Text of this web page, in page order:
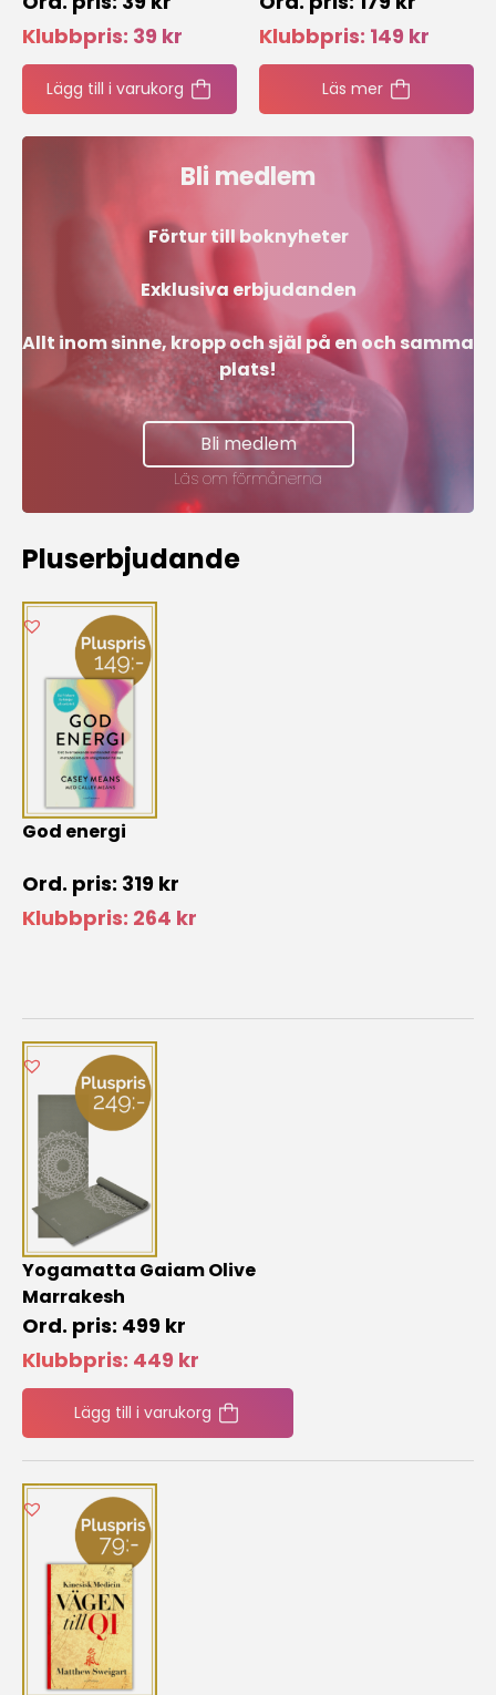
Klubbpris: 39 kr
Lägg till i varukorg
Klubbpris: 149 kr
Läs mer
Bli medlem
Förtur till boknyheter
Exklusiva erbjudanden
Allt inom sinne, kropp och själ på en och samma
plats!
Bli medlem
Läs om förmånerna
Pluserbjudande
God energi
319 kr
Klubbpris: 264 kr
Yogamatta Gaiam Olive
Marrakesh
499 kr
Klubbpris: 449 kr
Lägg till i varukorg
livsinspiration!
Anmäl dig till vårt nyhetsbrev och få en
härlig dosLivsinspiration från oss varje månad!
Skicka